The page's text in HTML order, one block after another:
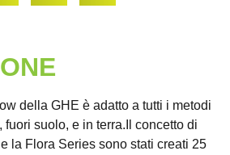
della GHE è adatto a tutti i metodi
suolo, e in terra.Il concetto di
la Flora Series sono stati creati 25